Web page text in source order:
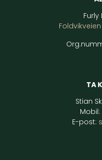
TA
Stian
E-post: